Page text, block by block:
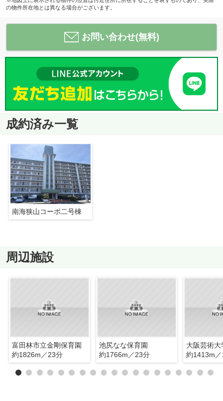
の物件所在地とは異なる場合がございます。
お問い合わせ(無料)
成約済み一覧
南海狭山コーポ二号棟
周辺施設
富田林市立金剛保育園
約1826m／23分
池尻なな保育園
約1766m／23分
約1413m